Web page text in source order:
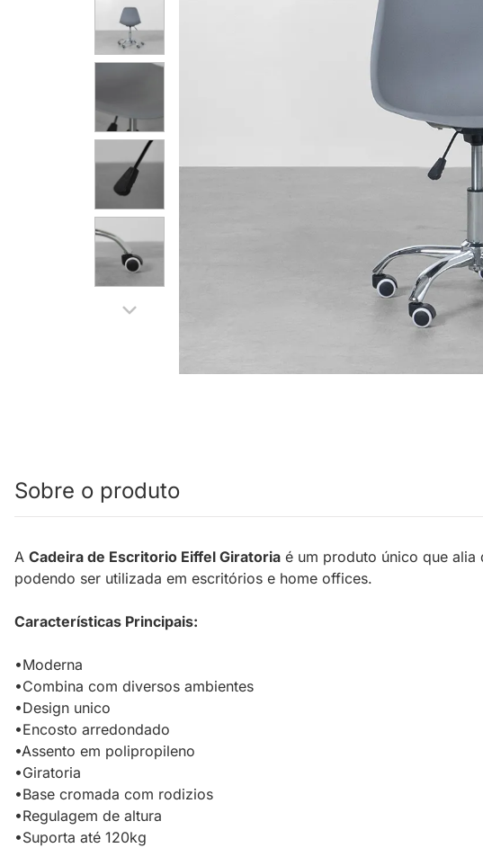
Sobre o produto
A Cadeira de Escritorio Eiffel Giratoria é um produto único que alia
podendo ser utilizada em escritórios e home offices.
Características Principais:
•Moderna
•Combina com diversos ambientes
•Design unico
•Encosto arredondado
•Assento em polipropileno
•Giratoria
•Base cromada com rodizios
•Regulagem de altura
•Suporta até 120kg